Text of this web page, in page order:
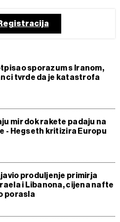
sporazum s Iranom,
tvrde da je katastrofa
mir dok rakete padaju na
- Hegseth kritizira Europu
produljenje primirja
i Libanona, cijena nafte
porasla